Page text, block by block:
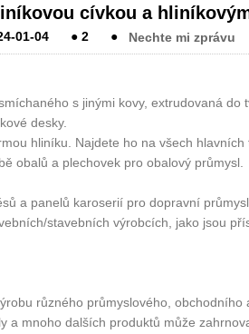
cívkou a
01-04 ● 2 ● Nechte mi zprávu
s jinými kovy, extrudovaná do
desky.
hliníku. Najdete ho na všech
obalů a plechovek pro obalový průmysl.
a panelů karoserií pro dopravní
stavebních výrobcích, jako jsou
různého průmyslového,
a mnoho dalších produktů může